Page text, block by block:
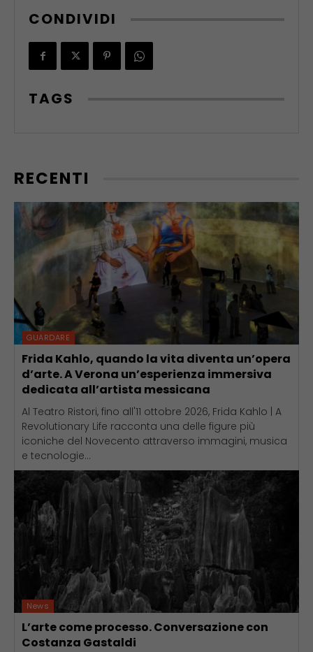
CONDIVIDI
TAGS
RECENTI
GUARDARE
Frida Kahlo, quando la vita diventa un’opera
d’arte. A Verona un’esperienza immersiva
dedicata all’artista messicana
Al Teatro Ristori, fino all'11 ottobre 2026, Frida Kahlo | A
Revolutionary Life racconta una delle figure più
iconiche del Novecento attraverso immagini, musica
e tecnologie...
News
L’arte come processo. Conversazione con
Costanza Gastaldi